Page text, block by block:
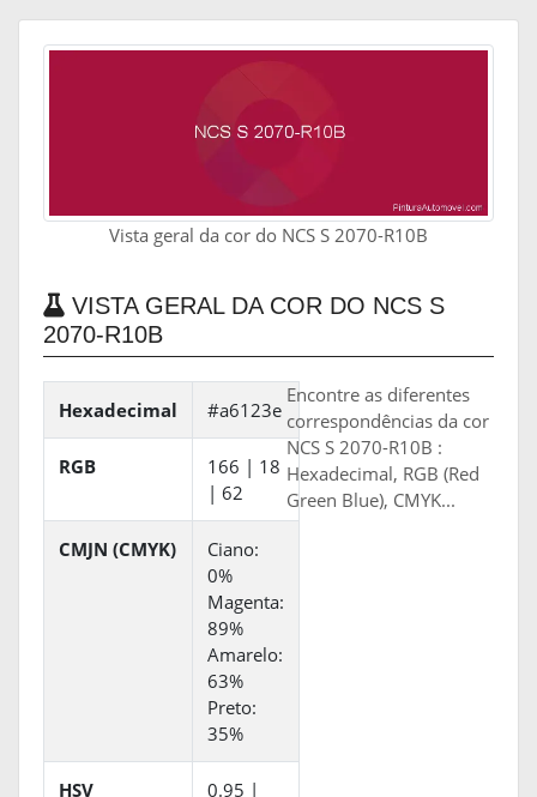
Vista geral da cor do NCS S 2070-R10B
VISTA GERAL DA COR DO NCS S
2070-R10B
Hexadecimal #a6123e
RGB
166 | 18
| 62
CMJN (CMYK)
Ciano:
0%
Magenta:
89%
Amarelo:
63%
Preto:
35%
HSV
0.95 |
Encontre as diferentes
correspondências da cor
NCS S 2070-R10B :
Hexadecimal, RGB (Red
Green Blue), CMYK...